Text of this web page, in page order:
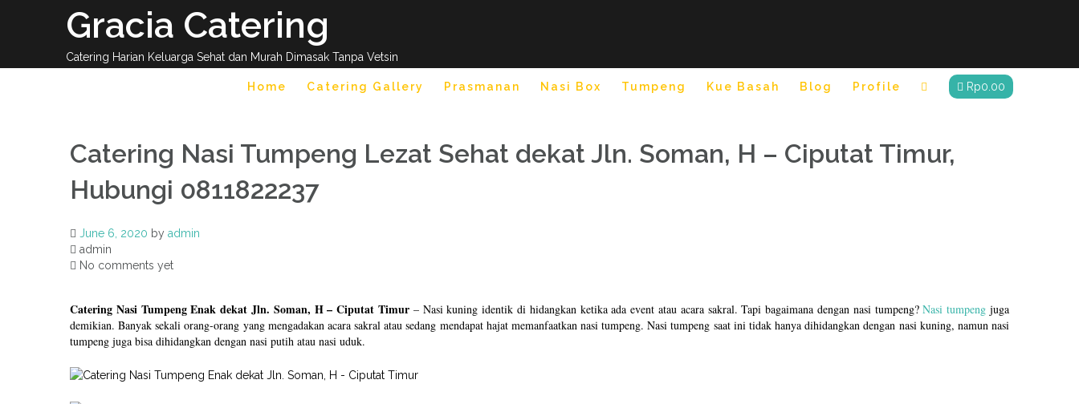
Gracia Catering
Catering Harian Keluarga Sehat dan Murah Dimasak Tanpa Vetsin
Home Catering Gallery Prasmanan Nasi Box Tumpeng Kue Basah Blog Profile Rp0.00
Catering Nasi Tumpeng Lezat Sehat dekat Jln. Soman, H – Ciputat Timur,
Hubungi 0811822237
June 6, 2020 by admin
admin
No comments yet
Catering Nasi Tumpeng Enak dekat Jln. Soman, H – Ciputat Timur – Nasi kuning identik di hidangkan ketika ada event atau acara sakral. Tapi bagaimana dengan nasi tumpeng?Nasi tumpeng juga
demikian. Banyak sekali orang-orang yang mengadakan acara sakral atau sedang mendapat hajat memanfaatkan nasi tumpeng. Nasi tumpeng saat ini tidak hanya dihidangkan dengan nasi kuning, namun nasi
tumpeng juga bisa dihidangkan dengan nasi putih atau nasi uduk.